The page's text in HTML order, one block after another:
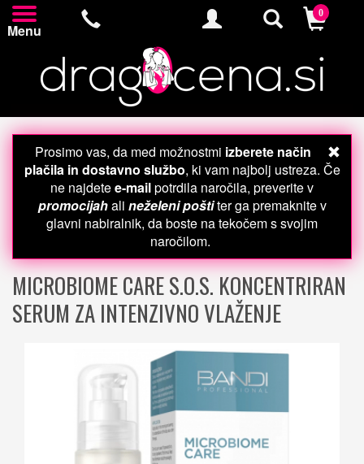
Menu
0
Prosimo vas, da med možnostmi izberete način
plačila in dostavno službo, ki vam najbolj ustreza. Če
ne najdetee-mailpotrdila naročila, preverite v
promocijahali neželeni poštiter ga premaknite v
glavni nabiralnik, da boste na tekočem s svojim
naročilom.
MICROBIOME CARE S.O.S. KONCENTRIRAN
SERUM ZA INTENZIVNO VLAŽENJE